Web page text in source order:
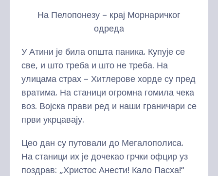
На Пелопонезу – крај Морнаричког
одреда
У Атини је била општа паника. Купује се
све, и што треба и што не треба. На
улицама страх – Хитлерове хорде су пред
вратима. На станици огромна гомила чека
воз. Војска прави ред и наши граничари се
први укрцавају.
Цео дан су путовали до Мегалополиса.
На станици их је дочекао грчки офцир уз
поздрав: „Христос Анести! Кало Пасха!“